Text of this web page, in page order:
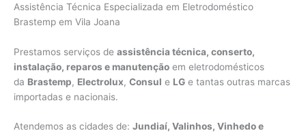
Assistência Técnica Especializada em Eletrodoméstico
Brastemp em Vila Joana
Prestamos serviços de assistência técnica, conserto,
instalação, reparos e manutenção em eletrodomésticos
da Brastemp, Electrolux, Consul e LG e tantas outras marcas
importadas e nacionais.
Atendemos as cidades de: Jundiaí, Valinhos, Vinhedo e